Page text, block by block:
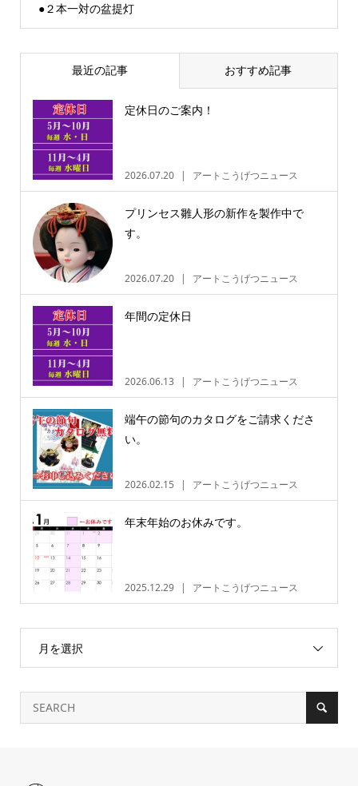
●２本一対の盆提灯
最近の記事 おすすめ記事
定休日のご案内！
2026.07.20 アートこうげつニュース
プリンセス雛人形の新作を製作中で
す。
2026.07.20 アートこうげつニュース
年間の定休日
2026.06.13 アートこうげつニュース
端午の節句のカタログをご請求くださ
い。
2026.02.15 アートこうげつニュース
年末年始のお休みです。
2025.12.29 アートこうげつニュース
月を選択